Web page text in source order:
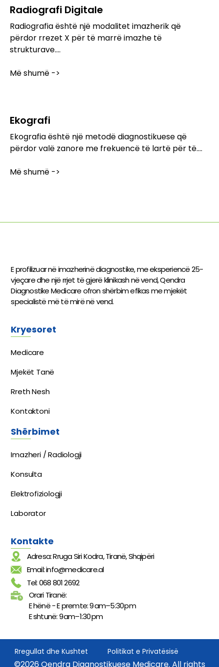
Radiografi Digitale
Radiografia është një modalitet imazherik që
përdor rrezet X për të marrë imazhe të
strukturave....
Më shumë ->
Ekografi
Ekografia është një metodë diagnostikuese që
përdor valë zanore me frekuencë të lartë për të....
Më shumë ->
E profilizuar në imazherinë diagnostike, me eksperiencë 25-
vjeçare dhe një rrjet të gjerë klinikash në vend, Qendra
Diagnostike Medicare ofron shërbim efikas me mjekët
specialistë më të mirë në vend.
Kryesoret
Medicare
Mjekët Tanë
Rreth Nesh
Kontaktoni
Shërbimet
Imazheri / Radiologji
Konsulta
Elektrofiziologji
Laborator
Kontakte
Adresa: Rruga Siri Kodra, Tiranë, Shqipëri
Email: info@medicare.al
Tel: 068 801 2692
Orari Tiranë:
E hënë - E premte: 9 am–5:30 pm
E shtunë: 9 am–1:30 pm
Rregullat dhe Kushtet Politikat e Privatësisë
©2026 Qendra Diagnostikuese Medicare. All rights